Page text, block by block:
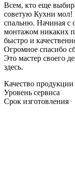
Всем, кто еще
советую Кухни мол!
спальню. Начиная с
монтажом никаких
быстро и
Огромное спасибо
Это мастер своего
здесь.
Качество продукции
Уровень сервиса
Срок изготовления